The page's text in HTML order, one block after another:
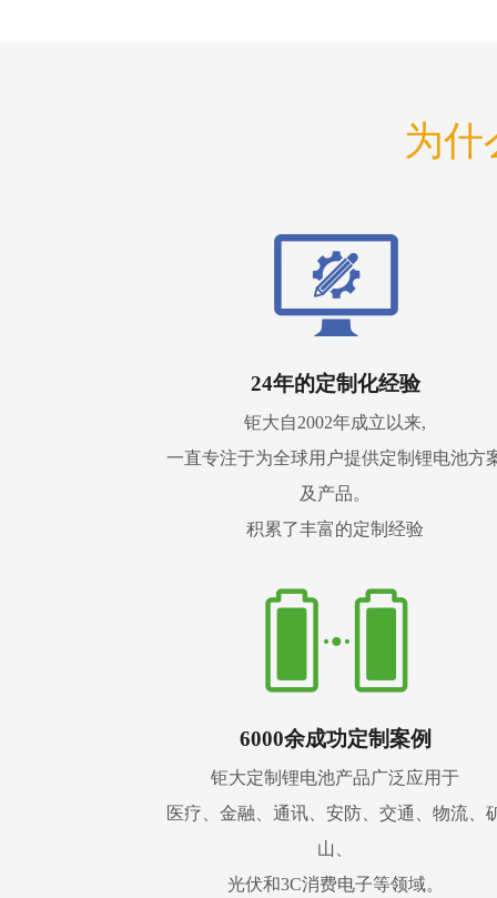
为什
24年的定制化经验
钜大自2002年成立以来,
一直专注于为全球用户提供定制锂电池方
及产品。
积累了丰富的定制经验
6000余成功定制案例
钜大定制锂电池产品广泛应用于
医疗、金融、通讯、安防、交通、物流、
山、
光伏和3C消费电子等领域。